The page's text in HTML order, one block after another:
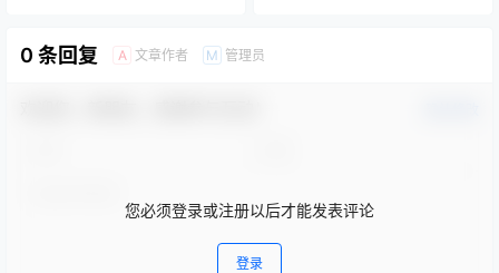
0 条回复 A 文章作者 M 管理员
您必须登录或注册以后才能发表评论
登录